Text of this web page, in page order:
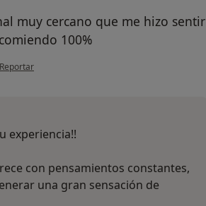
muy cercano que me hizo sentir
100%
en opinión del usuario A.C.
Reportar
experiencia!!
con pensamientos constantes,
una gran sensación de